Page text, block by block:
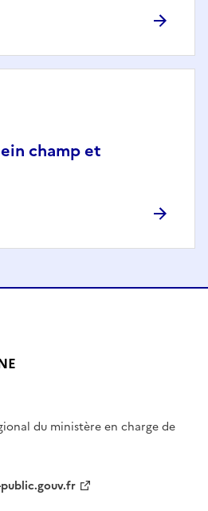
champ et
du ministère en charge de